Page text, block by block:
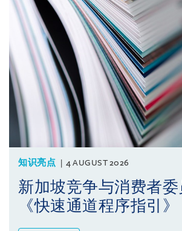
知识亮点 4 AUGUST 2026
新加坡竞争与消费者委
《快速通道程序指引》